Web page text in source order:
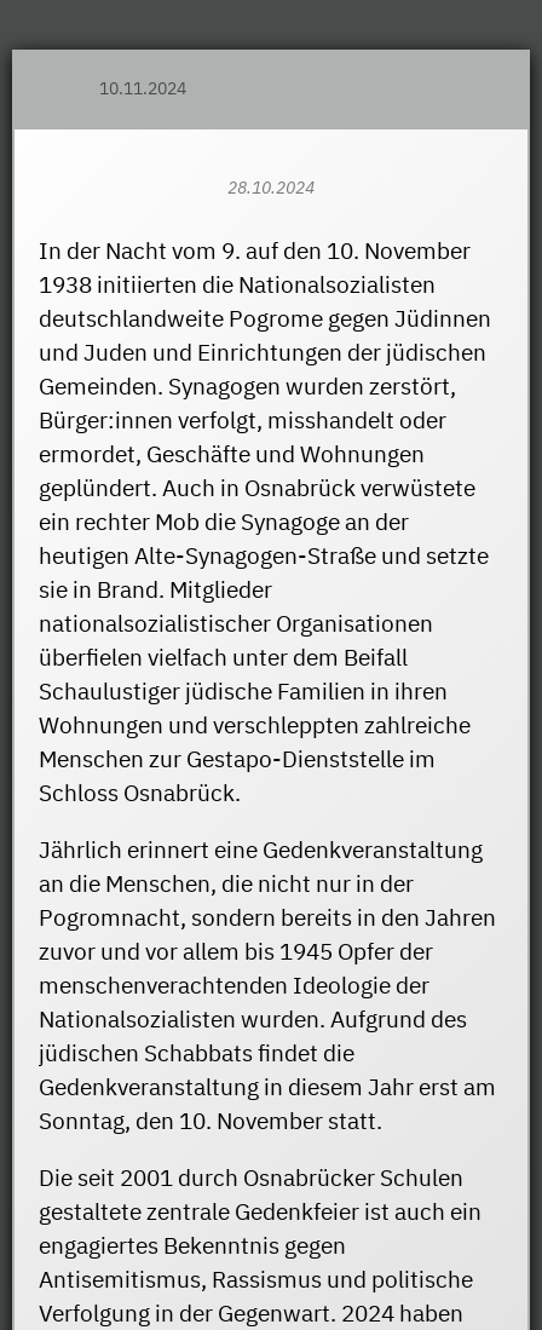
10.11.2024
28.10.2024
In der Nacht vom 9. auf den 10. November
1938 initiierten die Nationalsozialisten
deutschlandweite Pogrome gegen Jüdinnen
und Juden und Einrichtungen der jüdischen
Gemeinden. Synagogen wurden zerstört,
Bürger:innen verfolgt, misshandelt oder
ermordet, Geschäfte und Wohnungen
geplündert. Auch in Osnabrück verwüstete
ein rechter Mob die Synagoge an der
heutigen Alte-Synagogen-Straße und setzte
sie in Brand. Mitglieder
nationalsozialistischer Organisationen
überfielen vielfach unter dem Beifall
Schaulustiger jüdische Familien in ihren
Wohnungen und verschleppten zahlreiche
Menschen zur Gestapo-Dienststelle im
Schloss Osnabrück.
Jährlich erinnert eine Gedenkveranstaltung
an die Menschen, die nicht nur in der
Pogromnacht, sondern bereits in den Jahren
zuvor und vor allem bis 1945 Opfer der
menschenverachtenden Ideologie der
Nationalsozialisten wurden. Aufgrund des
jüdischen Schabbats findet die
Gedenkveranstaltung in diesem Jahr erst am
Sonntag, den 10. November statt.
Die seit 2001 durch Osnabrücker Schulen
gestaltete zentrale Gedenkfeier ist auch ein
engagiertes Bekenntnis gegen
Antisemitismus, Rassismus und politische
Verfolgung in der Gegenwart. 2024 haben